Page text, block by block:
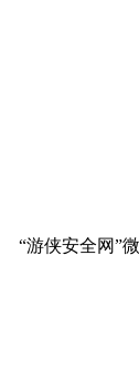
“游侠安全网”